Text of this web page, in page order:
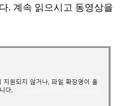
. 계속 읽으시고 동영상을